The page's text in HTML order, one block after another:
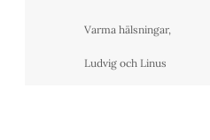
Varma hälsningar,
Ludvig och Linus